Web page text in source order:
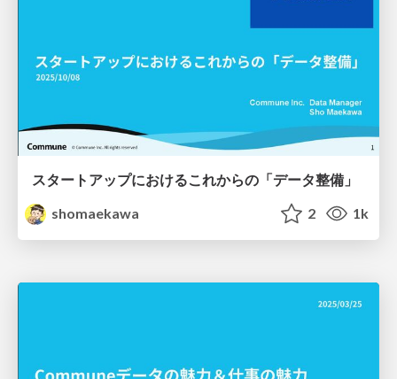
スタートアップにおけるこれからの「データ整備」
shomaekawa
2 1k